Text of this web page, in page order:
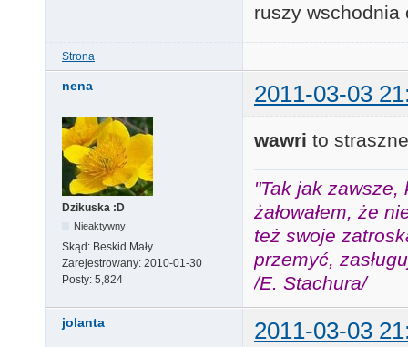
ruszy wschodnia
Strona
nena 2011-03-03
Dzikuska :D
Nieaktywny
Skąd: Beskid Mały
Zarejestrowany: 2010-01-30
Posty: 5,824
wawri to
"Tak jak zawsze,
żałowałem, że
też swoje
przemyć,
/E. Stachura/
jolanta 2011-03-03